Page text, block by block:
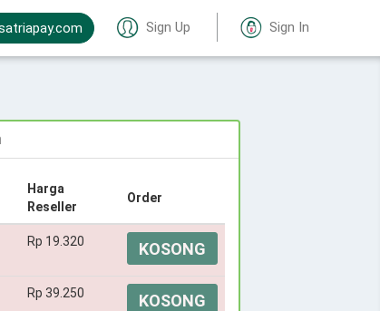
Sign Up Sign In
Harga
Reseller
Order
Rp 19.320 KOSONG
Rp 39.250 KOSONG